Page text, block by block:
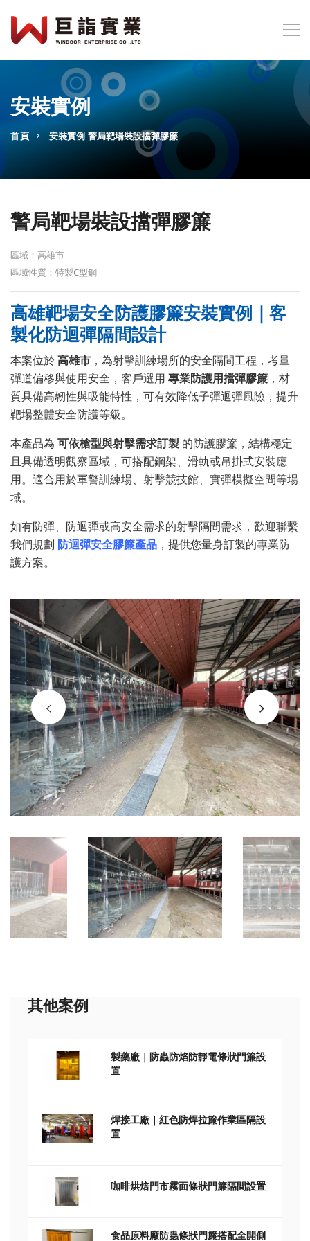
安裝實例
首頁 安裝實例 警局靶場裝設擋彈膠簾
警局靶場裝設擋彈膠簾
區域：高雄市
區域性質：特製C型鋼
高雄靶場安全防護膠簾安裝實例｜客
製化防迴彈隔間設計
本案位於高雄市 ，為射擊訓練場所的安全隔間工程，考量
彈道偏移與使用安全，客戶選用 專業防護用擋彈膠簾 ，材
質具備高韌性與吸能特性，可有效降低子彈迴彈風險，提升
靶場整體安全防護等級。
本產品為 可依槍型與射擊需求訂製 的防護膠簾，結構穩定
且具備透明觀察區域，可搭配鋼架、滑軌或吊掛式安裝應
用。適合用於軍警訓練場、射擊競技館、實彈模擬空間等場
域。
如有防彈、防迴彈或高安全需求的射擊隔間需求，歡迎聯繫
我們規劃 防迴彈安全膠簾產品 ，提供您量身訂製的專業防
護方案。
其他案例
製藥廠｜防蟲防焰防靜電條狀門簾設
置
焊接工廠｜紅色防焊拉簾作業區隔設
置
咖啡烘焙門市霧面條狀門簾隔間設置
食品原料廠防蟲條狀門簾搭配全開側